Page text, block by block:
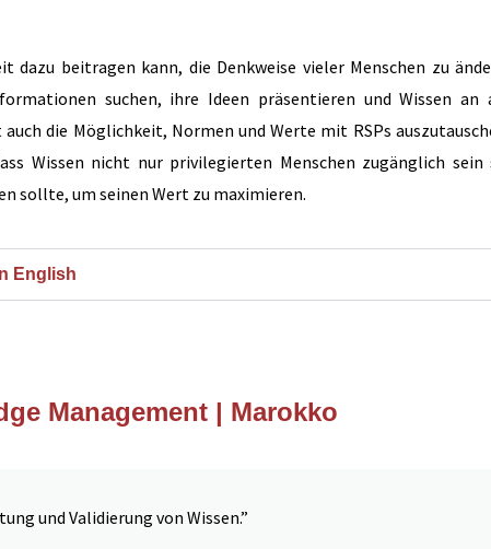
dazu beitragen kann, die Denkweise vieler Menschen zu
suchen, ihre Ideen präsentieren und Wissen an
die Möglichkeit, Normen und Werte mit RSPs
Wissen nicht nur privilegierten Menschen zugänglich
sollte, um seinen Wert zu maximieren.
English
Management | Marokko
und Validierung von Wissen.”